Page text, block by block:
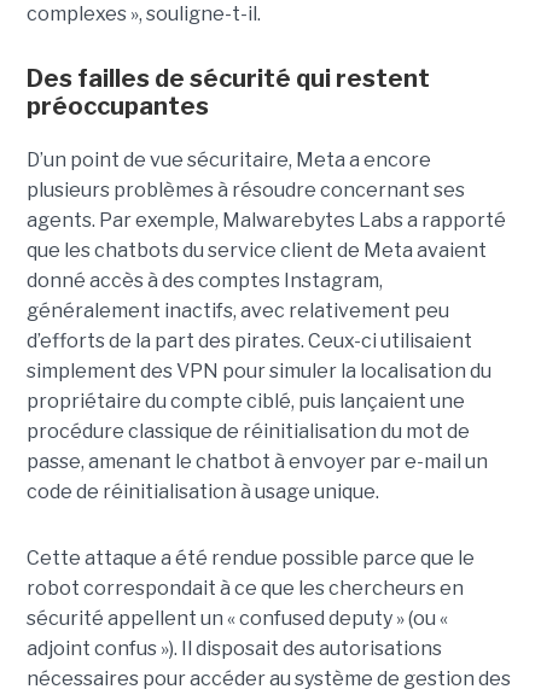
complexes », souligne-t-il.
Des failles de sécurité qui restent
préoccupantes
D’un point de vue sécuritaire, Meta a encore
plusieurs problèmes à résoudre concernant ses
agents. Par exemple, Malwarebytes Labs a rapporté
que les chatbots du service client de Meta avaient
donné accès à des comptes Instagram,
généralement inactifs, avec relativement peu
d’efforts de la part des pirates. Ceux-ci utilisaient
simplement des VPN pour simuler la localisation du
propriétaire du compte ciblé, puis lançaient une
procédure classique de réinitialisation du mot de
passe, amenant le chatbot à envoyer par e-mail un
code de réinitialisation à usage unique.
Cette attaque a été rendue possible parce que le
robot correspondait à ce que les chercheurs en
sécurité appellent un « confused deputy » (ou «
adjoint confus »). Il disposait des autorisations
nécessaires pour accéder au système de gestion des